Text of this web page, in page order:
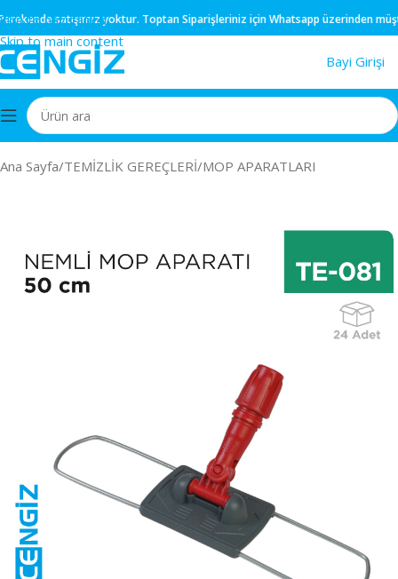
Skip to navigation
Skip to main content
satışımız yoktur.ToptanSiparişleriniz içinWhatsappüzerinden
Bayi Girişi
Ana Sayfa/TEMİZLİK GEREÇLERİ/MOP APARATLARI